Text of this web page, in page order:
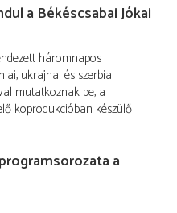
a Békéscsabai Jókai
háromnapos
ukrajnai és szerbiai
mutatkoznak be, a
koprodukcióban készülő
a